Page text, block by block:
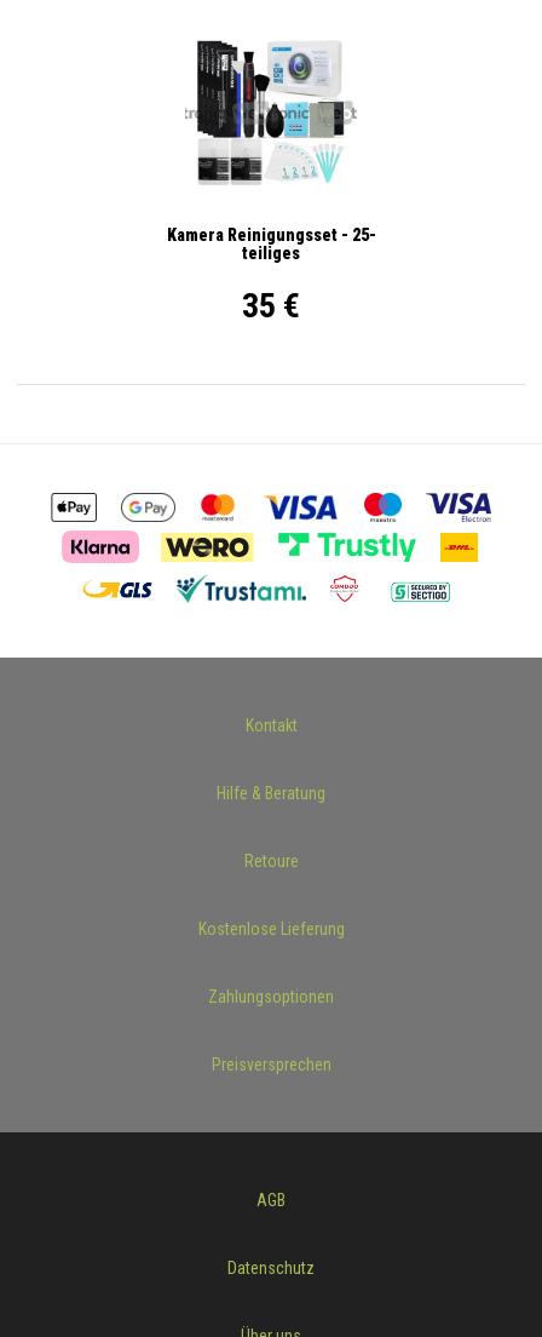
Kamera Reinigungsset - 25-
teiliges
35 €
Kontakt
Hilfe & Beratung
Retoure
Kostenlose Lieferung
Zahlungsoptionen
Preisversprechen
AGB
Datenschutz